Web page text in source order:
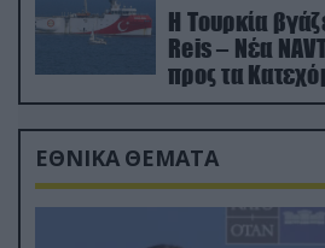
Η Τουρκία
Reis – Νέα
προς τα
ΕΘΝΙΚΑ ΘΕΜΑΤΑ